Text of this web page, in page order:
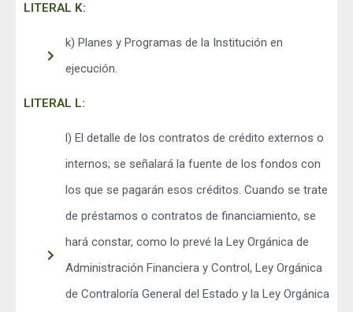
LITERAL K:
k) Planes y Programas de la Institución en
ejecución.
LITERAL L:
l) El detalle de los contratos de crédito externos o
internos; se señalará la fuente de los fondos con
los que se pagarán esos créditos. Cuando se trate
de préstamos o contratos de financiamiento, se
hará constar, como lo prevé la Ley Orgánica de
Administración Financiera y Control, Ley Orgánica
de Contraloría General del Estado y la Ley Orgánica